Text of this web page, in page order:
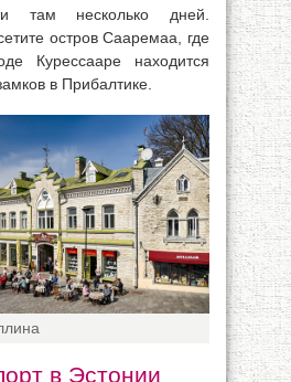
там несколько дней.
остров Сааремаа, где
Курессааре находится
в Прибалтике.
в Эстонии